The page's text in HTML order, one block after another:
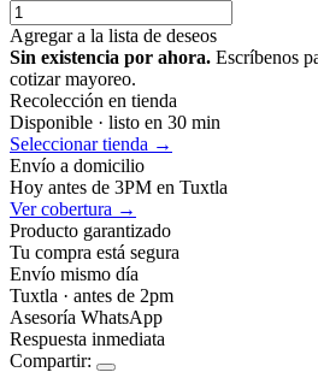
Agregar a la lista de deseos
Sin existencia por ahora. Escríbenos
cotizar mayoreo.
Recolección en tienda
Disponible · listo en 30 min
Seleccionar tienda →
Envío a domicilio
Hoy antes de 3PM en Tuxtla
Ver cobertura →
Producto garantizado
Tu compra está segura
Envío mismo día
Tuxtla · antes de 2pm
Asesoría WhatsApp
Respuesta inmediata
Compartir: